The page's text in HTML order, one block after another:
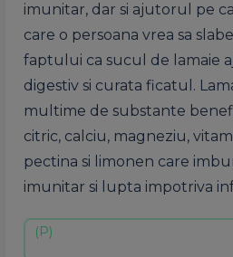
imunitar, dar si ajutorul pe
care o persoana vrea sa
faptului ca sucul de lamaie
digestiv si curata ficatul.
multime de substante
citric, calciu, magneziu,
pectina si limonen care
imunitar si lupta impotriva